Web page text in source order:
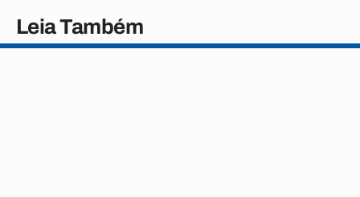
Leia Também